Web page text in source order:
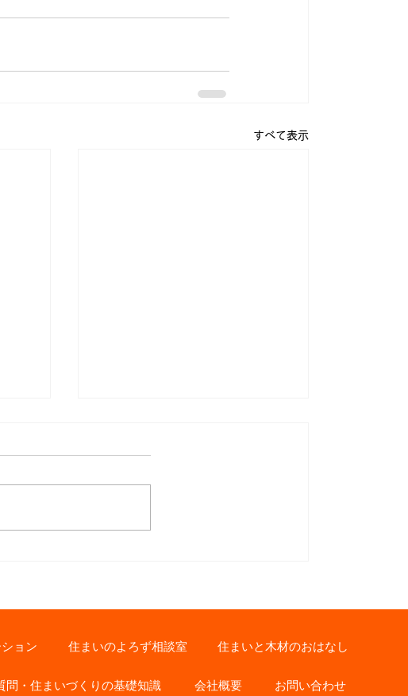
すべて表示
ョン 住まいのよろず相談室 住まいと木材のおはなし
問・住まいづくりの基礎知識 会社概要 お問い合わせ